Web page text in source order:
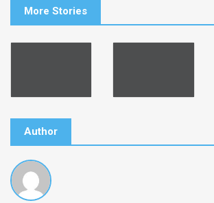
c
e
o
k
tt
er l
e
More Stories
Author